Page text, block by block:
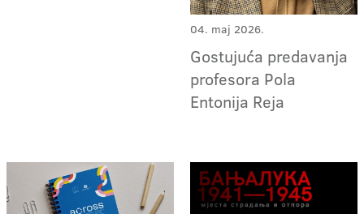
04. maj 2026.
Gostujuća predavanja
profesora Pola
Entonija Reja